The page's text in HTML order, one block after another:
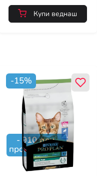
Купи веднаш
-15%
- 910ден.
промо попуст